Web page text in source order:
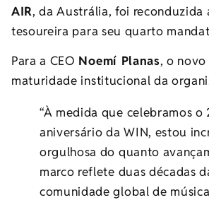
AIR, da Austrália, foi reconduzida
tesoureira para seu quarto
Para a CEO Noemí Planas, o
maturidade institucional da
“À medida que celebramos o
aniversário da WIN, estou
orgulhosa do quanto
marco reflete duas décadas
comunidade global de música